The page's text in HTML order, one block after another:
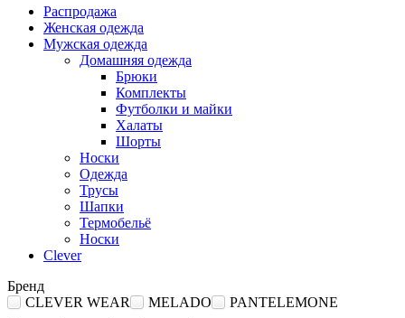
Распродажа
Женская одежда
Мужская одежда
Домашняя одежда
Брюки
Комплекты
Футболки и майки
Халаты
Шорты
Носки
Одежда
Трусы
Шапки
Термобельё
Носки
Clever
Бренд
CLEVER WEAR
MELADO
PANTELEMONE